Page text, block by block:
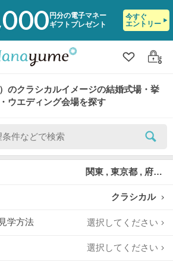
円分の電子マネー
ギフトプレゼント
今すぐ
エントリー
クリップ
ログ
のクラシカルイメージの結婚式場・挙
ウエディング会場を探す
関東 , 東京都 , 府中市
クラシカル
学方法 選択してください
選択してください